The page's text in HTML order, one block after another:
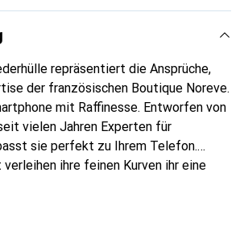
repräsentiert die Ansprüche,
der französischen Boutique Noreve.
mit Raffinesse. Entworfen von
vielen Jahren Experten für
sie perfekt zu Ihrem Telefon.
ihre feinen Kurven ihr eine
International anerkannt für